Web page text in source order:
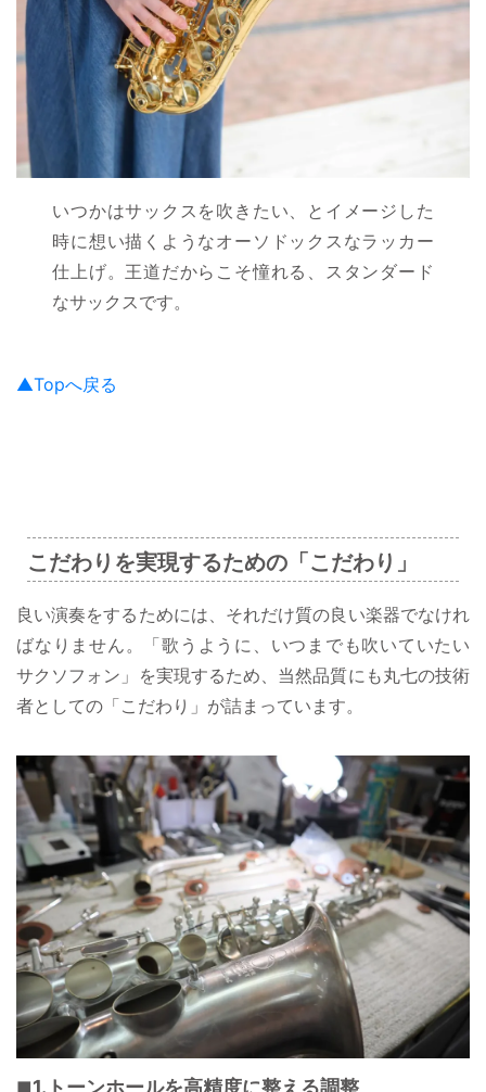
いつかはサックスを吹きたい、とイメージした
時に想い描くようなオーソドックスなラッカー
仕上げ。王道だからこそ憧れる、スタンダード
なサックスです。
▲Topへ戻る
こだわりを実現するための「こだわり」
良い演奏をするためには、それだけ質の良い楽器でなけれ
ばなりません。「歌うように、いつまでも吹いていたい
サクソフォン」を実現するため、当然品質にも丸七の技術
者としての「こだわり」が詰まっています。
1.トーンホールを高精度に整える調整